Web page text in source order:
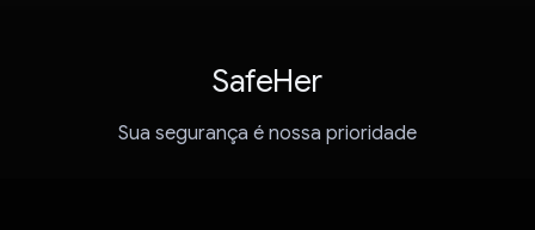
SafeHer
Sua segurança é nossa prioridade